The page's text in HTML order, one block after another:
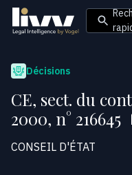
Décisions
CE, sect. du
2000, n° 216645
CONSEIL D'ÉTAT